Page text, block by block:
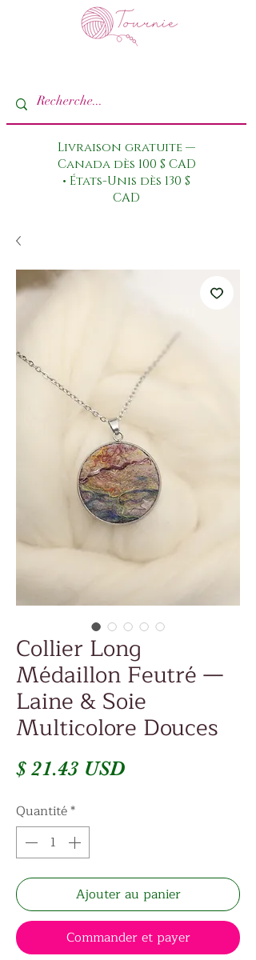
Livraison gratuite —
Canada dès 100 $ CAD
• États-Unis dès 130 $
CAD
Collier Long
Médaillon Feutré —
Laine & Soie
Multicolore Douces
$ 21.43 USDPrix
Quantité*
Ajouter au panier
Commander et payer